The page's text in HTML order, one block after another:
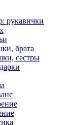
рукавички
брата
сестры